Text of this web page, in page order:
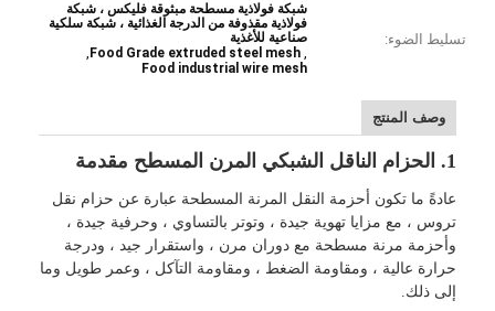
تسليط الضوء:
شبكة فولاذية مسطحة مبثوقة فليكس ، شبكة
فولاذية مقذوفة من الدرجة الغذائية ، شبكة سلكية
صناعية للأغذية
,
Food Grade extruded steel mesh
,
Food industrial wire mesh
وصف المنتج
1. الحزام الناقل الشبكي المرن المسطح مقدمة
عادةً ما تكون أحزمة النقل المرنة المسطحة عبارة عن حزام نقل
تروس ، مع مزايا تهوية جيدة ، وتوتر بالتساوي ، وحرفية جيدة ،
وأحزمة مرنة مسطحة مع دوران مرن ، واستقرار جيد ، ودرجة
حرارة عالية ، ومقاومة الضغط ، ومقاومة التآكل ، وعمر طويل وما
إلى ذلك.